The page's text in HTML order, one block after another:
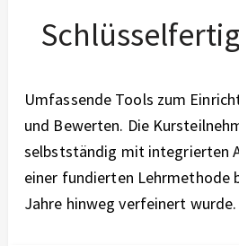
Umfassende Tools zum
und Bewerten. Die
selbstständig mit integrierten
einer fundierten Lehrmethode
Jahre hinweg verfeinert wurde.